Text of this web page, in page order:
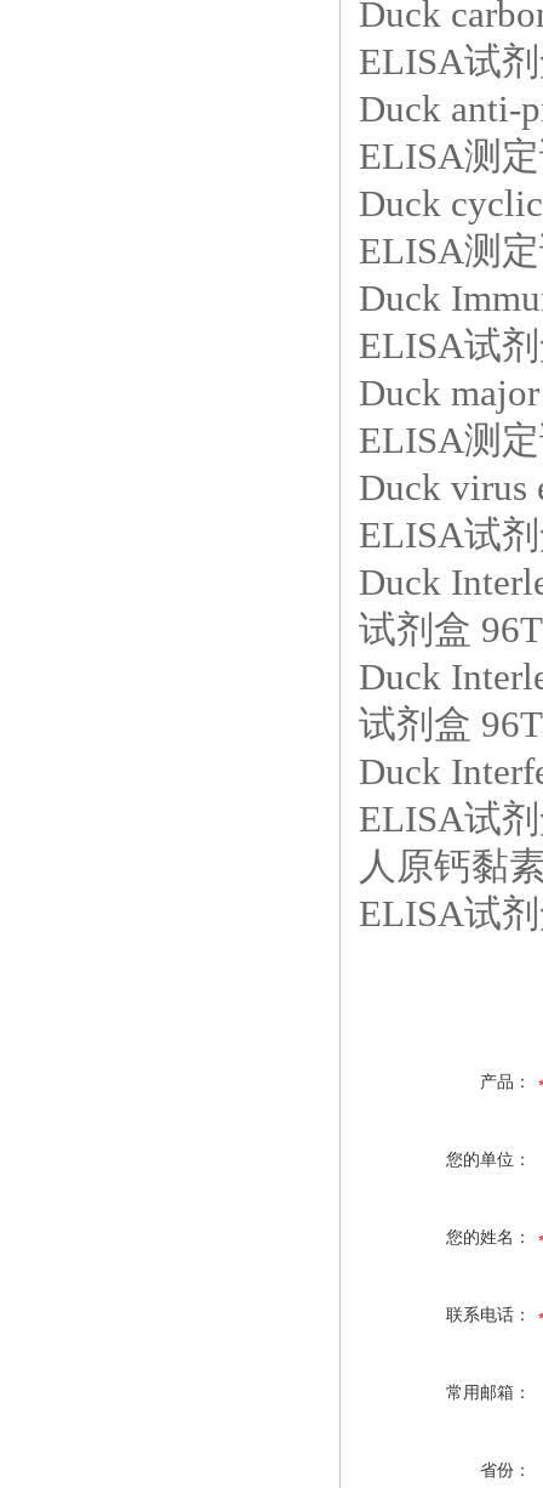
Duck
ELISA试
Duck anti-
ELISA测
Duck
ELISA测
Duck
ELISA试
Duck
ELISA测
Duck virus
ELISA试
Duck
试剂盒
Duck
试剂盒
Duck
ELISA试
人原钙黏
ELISA试
产品：
您的单位：
您的姓名：
联系电话：
常用邮箱：
省份：